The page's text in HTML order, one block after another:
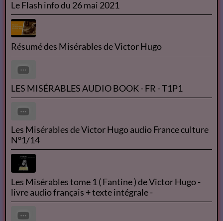
Le Flash info du 26 mai 2021
Résumé des Misérables de Victor Hugo
LES MISÉRABLES AUDIO BOOK - FR - T1P1